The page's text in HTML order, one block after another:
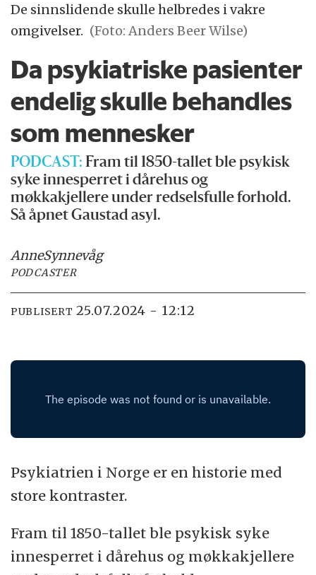
De sinnslidende skulle helbredes i vakre
omgivelser. (Foto: Anders Beer Wilse)
Da psykiatriske pasienter
endelig skulle behandles
som mennesker
PODCAST: Fram til 1850-tallet ble psykisk
syke innesperret i dårehus og
møkkakjellere under redselsfulle forhold.
Så åpnet Gaustad asyl.
AnneSynnevåg
PODCASTER
PUBLISERT 25.07.2024 - 12:12
Psykiatrien i Norge er en historie med
store kontraster.
Fram til 1850-tallet ble psykisk syke
innesperret i dårehus og møkkakjellere